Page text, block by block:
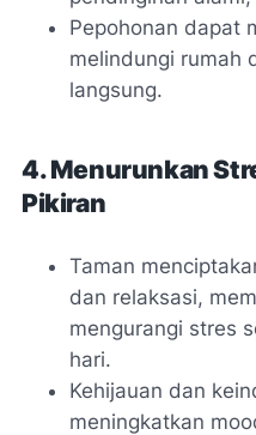
Pepohonan dapat
melindungi rumah
langsung.
4. Menurunkan
Pikiran
Taman
dan relaksasi,
mengurangi stres
hari.
Kehijauan dan
meningkatkan